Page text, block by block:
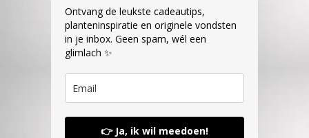
Ontvang de leukste cadeautips,
planteninspiratie en originele vondsten
in je inbox. Geen spam, wél een
glimlach ✨
👉 Ja, ik wil meedoen!